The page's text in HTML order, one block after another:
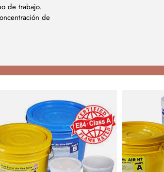
de trabajo.
de